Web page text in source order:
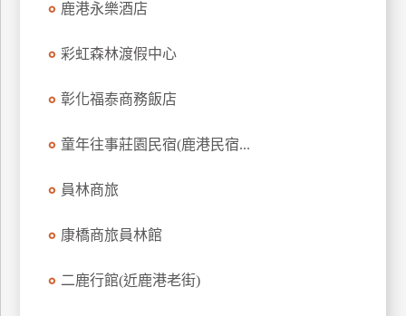
鹿港永樂酒店
彩虹森林渡假中心
彰化福泰商務飯店
童年往事莊園民宿(鹿港民宿...
員林商旅
康橋商旅員林館
二鹿行館(近鹿港老街)